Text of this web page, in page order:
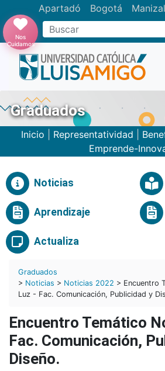
Apartadó Bogotá
Buscar
Nos
Cuidamos
Graduados
Inicio Representatividad
Emprende-
Noticias
Aprendizaje
Actualiza
Graduados
> Noticias > Noticias 2022 > Encuentro
Luz - Fac. Comunicación, Publicidad y
Encuentro Temático
Fac. Comunicación,
Diseño.